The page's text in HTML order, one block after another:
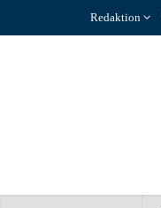
Redaktion